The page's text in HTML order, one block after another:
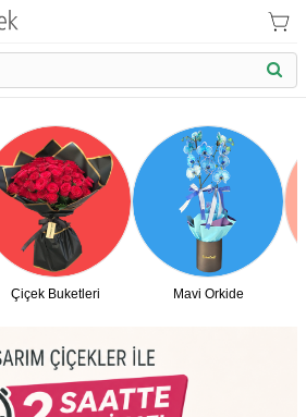
Çiçek Buketleri Mavi Orkide